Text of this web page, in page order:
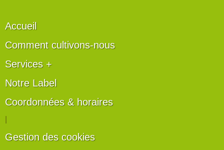
Accueil
Comment cultivons-nous
Services +
Notre Label
Coordonnées & horaires
Gestion des cookies